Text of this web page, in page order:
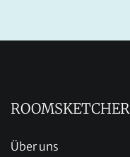
ROOMSKETCHER
Über uns